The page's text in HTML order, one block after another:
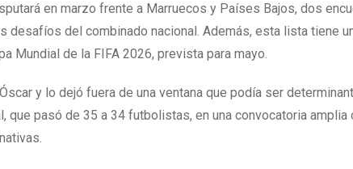
en marzo frente a Marruecos y Países Bajos, dos
desafíos del combinado nacional. Además, esta lista tiene
Mundial de la FIFA 2026, prevista para mayo.
y lo dejó fuera de una ventana que podía ser
pasó de 35 a 34 futbolistas, en una convocatoria amplia